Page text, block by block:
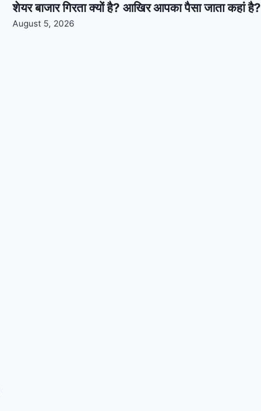
शेयर बाजार गिरता क्यों है? आखिर आपका पैसा जाता कहां है?
August 5, 2026